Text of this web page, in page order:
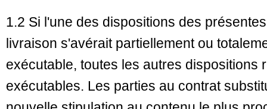
1.2 Si l'une des dispositions des
livraison s'avérait partiellement ou
exécutable, toutes les autres dispositions
exécutables. Les parties au contrat